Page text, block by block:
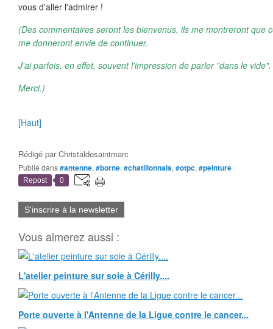
vous d'aller l'admirer !
(Des commentaires seront les bienvenus, ils me montreront que
me donneront envie de continuer.
J'ai parfois, en effet, souvent l'impression de parler "dans le vide".
Merci.)
[Haut]
Rédigé parChristaldesaintmarc
Publié dans#antenne, #borne, #chatillonnais, #otpc, #peinture
Repost 0
S'inscrire à la newsletter
Vous aimerez aussi :
L'atelier peinture sur soie à Cérilly....
Porte ouverte à l'Antenne de la Ligue contre le cancer...